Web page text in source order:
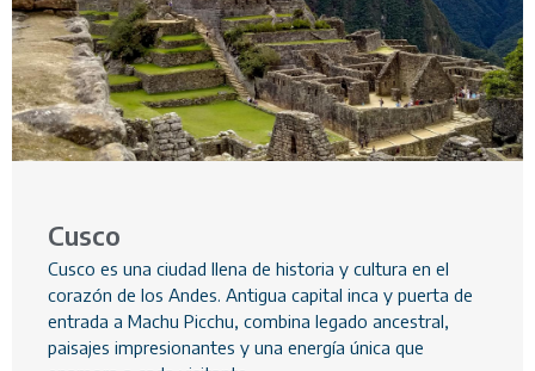
Cusco
Cusco es una ciudad llena de historia y cultura en el
corazón de los Andes. Antigua capital inca y puerta de
entrada a Machu Picchu, combina legado ancestral,
paisajes impresionantes y una energía única que